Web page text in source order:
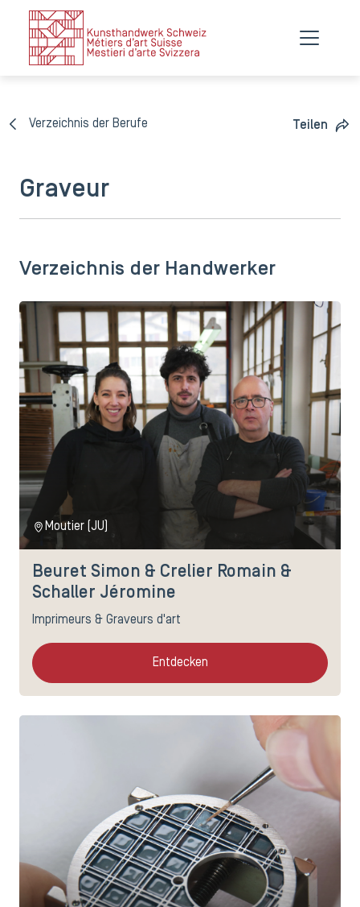
Verzeichnis der Berufe Teilen
Graveur
Verzeichnis der Handwerker
Moutier (JU)
Beuret Simon & Crelier Romain &
Schaller Jéromine
Imprimeurs & Graveurs d'art
Entdecken